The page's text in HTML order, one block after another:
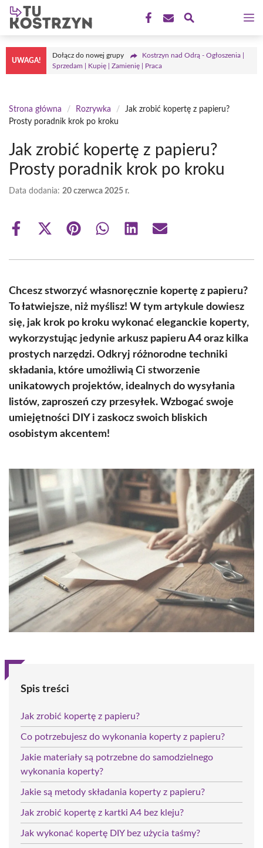
Przejdź
treści
UWAGA!
Dołącz do nowej grupy
Kostrzyn nad Odrą - Ogłoszenia |
Sprzedam | Kupię | Zamienię | Praca
Strona główna / Rozrywka /
Jak zrobić kopertę z papieru?
Prosty poradnik krok po kroku
Jak zrobić kopertę z papieru?
Prosty poradnik krok po kroku
Data dodania: 20 czerwca 2025 r.
Share
Share
(Twitter)
Share Share Share Share
Chcesz stworzyć własnoręcznie kopertę z papieru?
To łatwiejsze, niż myślisz! W tym artykule dowiesz
się, jak krok po kroku wykonać eleganckie koperty,
wykorzystując jedynie arkusz papieru A4 oraz kilka
prostych narzędzi. Odkryj różnorodne techniki
składania, które umożliwią Ci stworzenie
unikatowych projektów, idealnych do wysyłania
listów, zaproszeń czy przesyłek. Wzbogać swoje
umiejętności DIY i zaskocz swoich bliskich
osobistym akcentem!
Spis treści
Jak zrobić kopertę z papieru?
Co potrzebujesz do wykonania koperty z papieru?
Jakie materiały są potrzebne do samodzielnego
wykonania koperty?
Jakie są metody składania koperty z papieru?
Jak zrobić kopertę z kartki A4 bez kleju?
Jak wykonać kopertę DIY bez użycia taśmy?